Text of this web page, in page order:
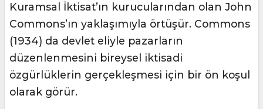
Kuramsal İktisat’ın kurucularından olan John
Commons’ın yaklaşımıyla örtüşür. Commons
(1934) da devlet eliyle pazarların
düzenlenmesini bireysel iktisadi
özgürlüklerin gerçekleşmesi için bir ön koşul
olarak görür.